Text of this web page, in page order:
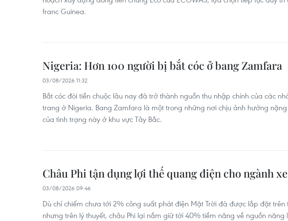
franc Guinea.
Nigeria: Hơn 100 người bị bắt cóc ở bang Zamfara
03/08/2026 11:32
Bắt cóc đòi tiền chuộc lâu nay đã trở thành nguồn thu nhập chính của các
trang ở Nigeria. Bang Zamfara là một trong những nơi chịu ảnh hưởng
của tình trạng này ở khu vực Tây Bắc.
Châu Phi tận dụng lợi thế quang điện cho ngành
03/08/2026 09:46
Dù chỉ chiếm chưa tới 2% công suất phát điện Mặt Trời đã được lắp đặt trên
nhưng trên lý thuyết, châu Phi lại nắm giữ tới 40% tiềm năng về nguồn năng